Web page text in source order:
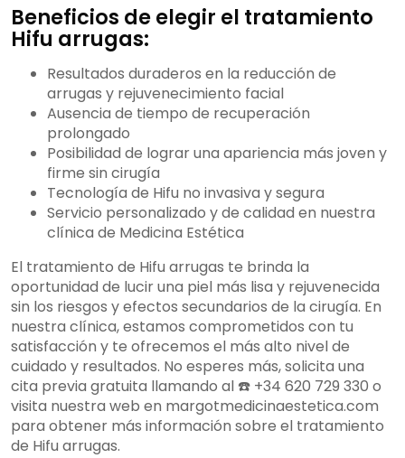
Beneficios de elegir el tratamiento
Hifu arrugas:
Resultados duraderos en la reducción de
arrugas y rejuvenecimiento facial
Ausencia de tiempo de recuperación
prolongado
Posibilidad de lograr una apariencia más joven y
firme sin cirugía
Tecnología de Hifu no invasiva y segura
Servicio personalizado y de calidad en nuestra
clínica de Medicina Estética
El tratamiento de Hifu arrugas te brinda la
oportunidad de lucir una piel más lisa y rejuvenecida
sin los riesgos y efectos secundarios de la cirugía. En
nuestra clínica, estamos comprometidos con tu
satisfacción y te ofrecemos el más alto nivel de
cuidado y resultados. No esperes más, solicita una
cita previa gratuita llamando al ☎️ +34 620 729 330 o
visita nuestra web en margotmedicinaestetica.com
para obtener más información sobre el tratamiento
de Hifu arrugas.